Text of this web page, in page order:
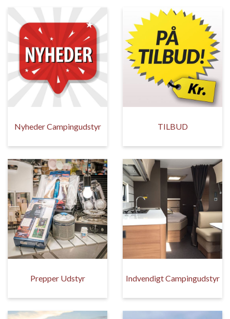
Nyheder Campingudstyr TILBUD
Prepper Udstyr Indvendigt Campingudstyr